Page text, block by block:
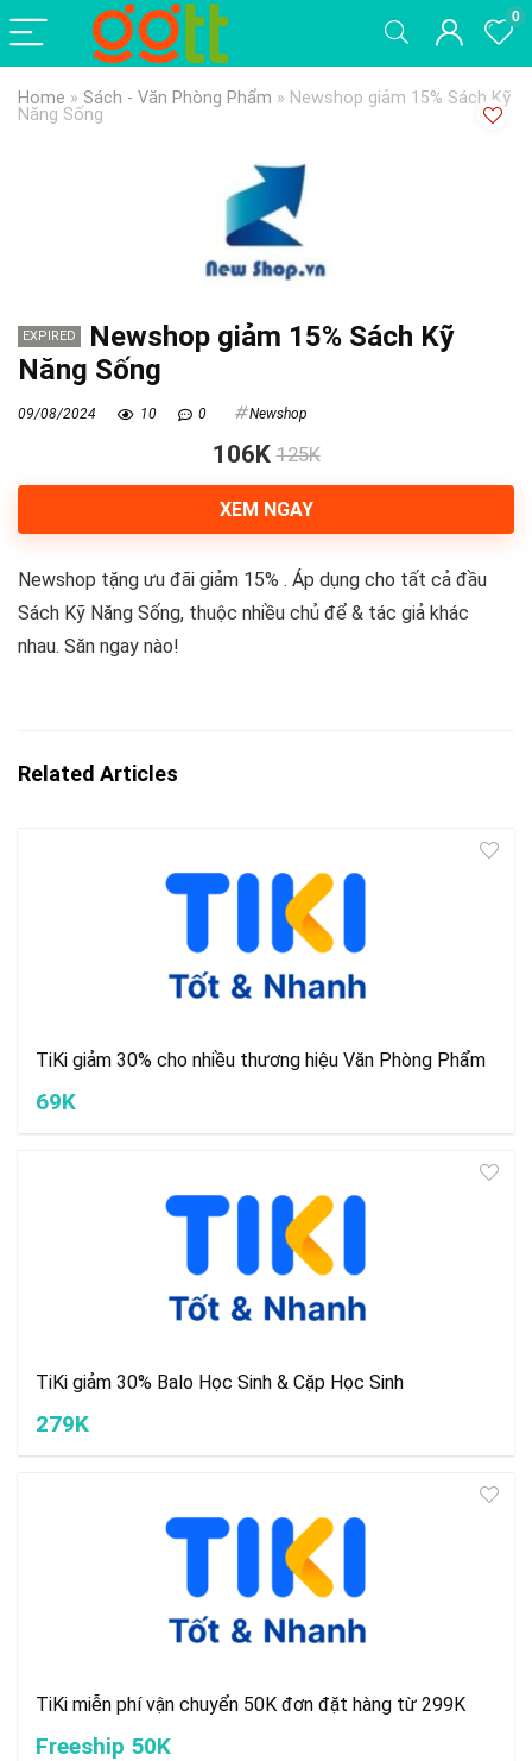
0
Home » Sách - Văn Phòng Phẩm » Newshop giảm 15% Sách Kỹ
Năng Sống
EXPIRED
Newshop giảm 15% Sách Kỹ
Năng Sống
09/08/2024 10 0 Newshop
106K 125K
XEM NGAY
Newshop tặng ưu đãi giảm 15% . Áp dụng cho tất cả đầu
Sách Kỹ Năng Sống, thuộc nhiều chủ để & tác giả khác
nhau. Săn ngay nào!
Related Articles
TiKi giảm 30% cho nhiều thương hiệu Văn Phòng Phẩm
69K
TiKi giảm 30% Balo Học Sinh & Cặp Học Sinh
279K
TiKi miễn phí vận chuyển 50K đơn đặt hàng từ 299K
Freeship 50K